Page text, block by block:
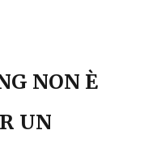
NON È
UN